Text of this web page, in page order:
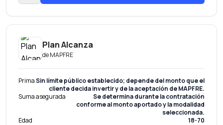
Plan Alcanza
deMAPFRE
PrimaSin límite público establecido; depende del monto que el
cliente decida invertir y de la aceptación de MAPFRE.
Suma asegurada
Se determina durante la contratación
conforme al monto aportado y la modalidad
seleccionada.
Edad
18-70